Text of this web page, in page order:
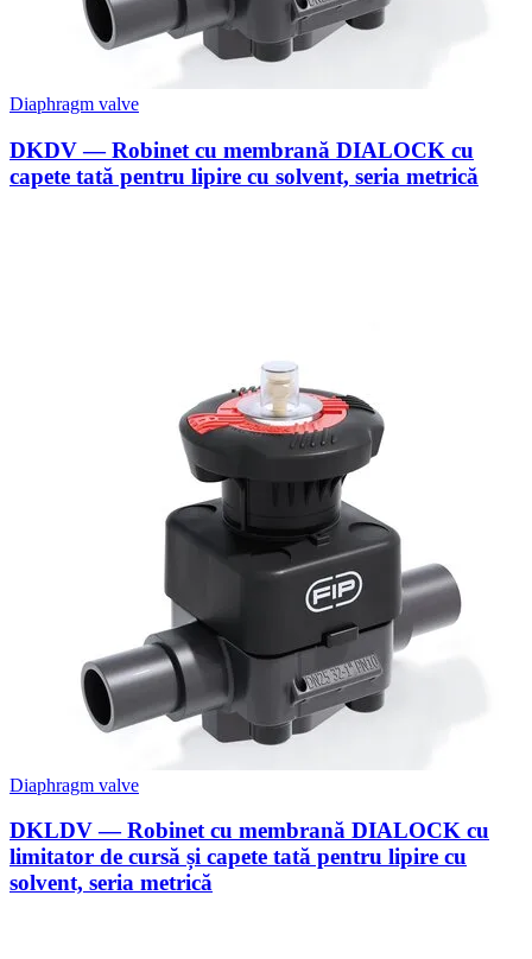
Diaphragm valve
DKDV — Robinet cu membrană DIALOCK cu
capete tată pentru lipire cu solvent, seria metrică
Diaphragm valve
DKLDV — Robinet cu membrană DIALOCK cu
limitator de cursă și capete tată pentru lipire cu
solvent, seria metrică